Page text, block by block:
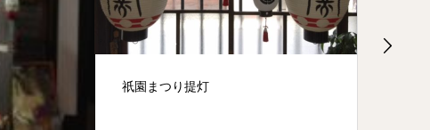
祇園まつり提灯